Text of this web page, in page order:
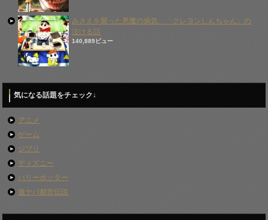
みさえを襲った悪魔の病気…「クレヨンしんちゃん」の
泣ける話
140,889ビュー
気になる話題をチェック↓
アニメ
ゲーム
ジブリ
ディズニー
ハリーポッター
激ヤバ都市伝説